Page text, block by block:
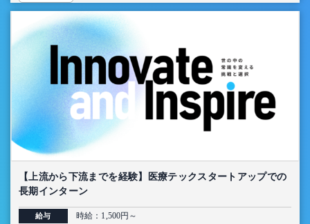
【上流から下流までを経験】医療テックスタートアップでの
長期インターン
給与 時給：1,500円～